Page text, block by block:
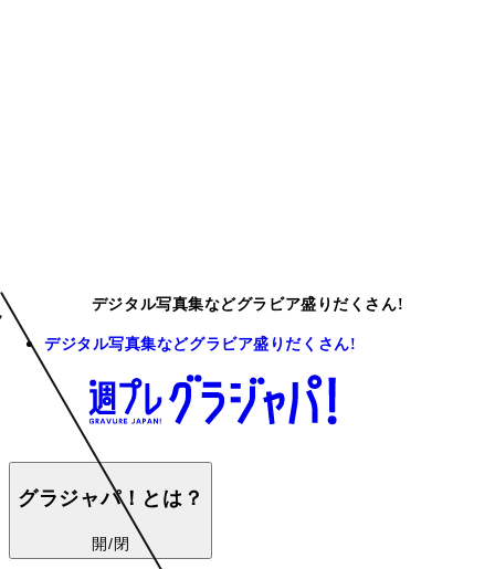
デジタル写真集などグラビア盛りだくさん!
デジタル写真集などグラビア盛りだくさん!
グラジャパ！とは？
開/閉